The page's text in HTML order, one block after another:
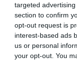
targeted
section to confirm
opt-out request is
interest-based ads
us or personal
your opt-out. You